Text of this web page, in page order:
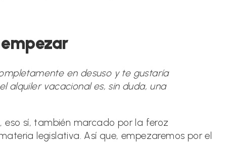
en desuso y te gustaría
alquiler vacacional es, sin duda, una
sí, también marcado por la feroz
legislativa. Así que, empezaremos por el